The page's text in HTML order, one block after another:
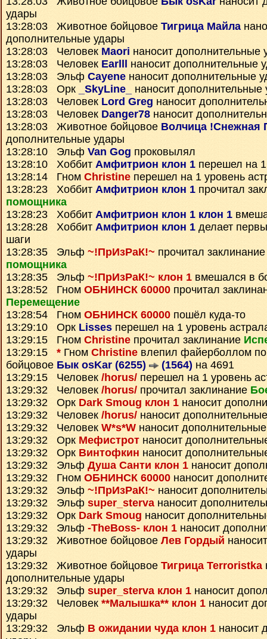
удары
13:28:03 Животное бойцовое Тигрица Майла
дополнительные удары
13:28:03 Человек Maori наносит дополнительные
13:28:03 Человек Earlll
наносит дополнительные
13:28:03 Эльф Cayene наносит дополнительные
13:28:03 Орк
_SkyLine_
наносит дополнительные
13:28:03 Человек Lord Greg наносит
13:28:03 Человек Danger78 наносит
13:28:03 Животное бойцовое Волчица !Снежная
дополнительные удары
13:28:10 Эльф Van Gog проковылял
13:28:10 Хоббит Амфитрион клон 1 перешел на
13:28:14 Гном Christine перешел на 1 уровень
13:28:23 Хоббит Амфитрион клон 1 прочитал
помощника
13:28:23 Хоббит Амфитрион клон 1 клон 1
13:28:28 Хоббит Амфитрион клон 1 делает
шаги
13:28:35 Эльф ~!ПрИзРаК!~ прочитал
помощника
13:28:35 Эльф ~!ПрИзРаК!~ клон 1 вмешался в
13:28:52 Гном ОБНИНСК 60000 прочитал
Перемещение
13:28:54 Гном ОБНИНСК 60000 пошёл куда-то
13:29:10 Орк Lisses перешел на 1 уровень
13:29:15 Гном Christine прочитал заклинание
13:29:15 * Гном Christine влепил файерболлом
бойцовое Бык osKar (6255) (1564) на 4691
13:29:15 Человек /horus/ перешел на 1 уровень
13:29:32 Человек /horus/ прочитал заклинание
13:29:32 Орк Dark Smoug клон 1 наносит
13:29:32 Человек /horus/ наносит
13:29:32 Человек W*s*W наносит
13:29:32 Орк Мефистрот наносит
13:29:32 Орк Винтофкин наносит
13:29:32 Эльф Душа Санти клон 1 наносит
13:29:32 Гном ОБНИНСК 60000 наносит
13:29:32 Эльф ~!ПрИзРаК!~ наносит
13:29:32 Эльф super_stervaнаносит
13:29:32 Орк Dark Smoug наносит
13:29:32 Эльф -TheBoss- клон 1 наносит
13:29:32 Животное бойцовое Лев Гордый
удары
13:29:32 Животное бойцовое Тигрица Terroristka
дополнительные удары
13:29:32 Эльф super_sterva клон 1 наносит
13:29:32 Человек **Малышка** клон 1 наносит
удары
13:29:32 Эльф В ожидании чуда клон 1 наносит